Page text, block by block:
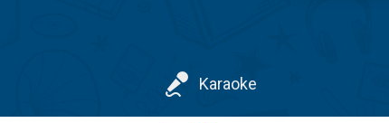
Karaoke